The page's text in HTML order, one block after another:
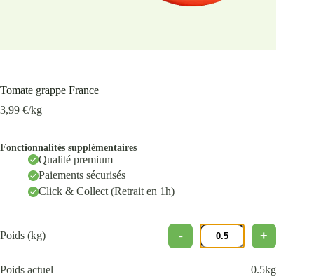
Tomate grappe France
3,99 €/kg
Fonctionnalités supplémentaires
Qualité premium
Paiements sécurisés
Click & Collect (Retrait en 1h)
Poids (kg)
Poids actuel 0.5kg